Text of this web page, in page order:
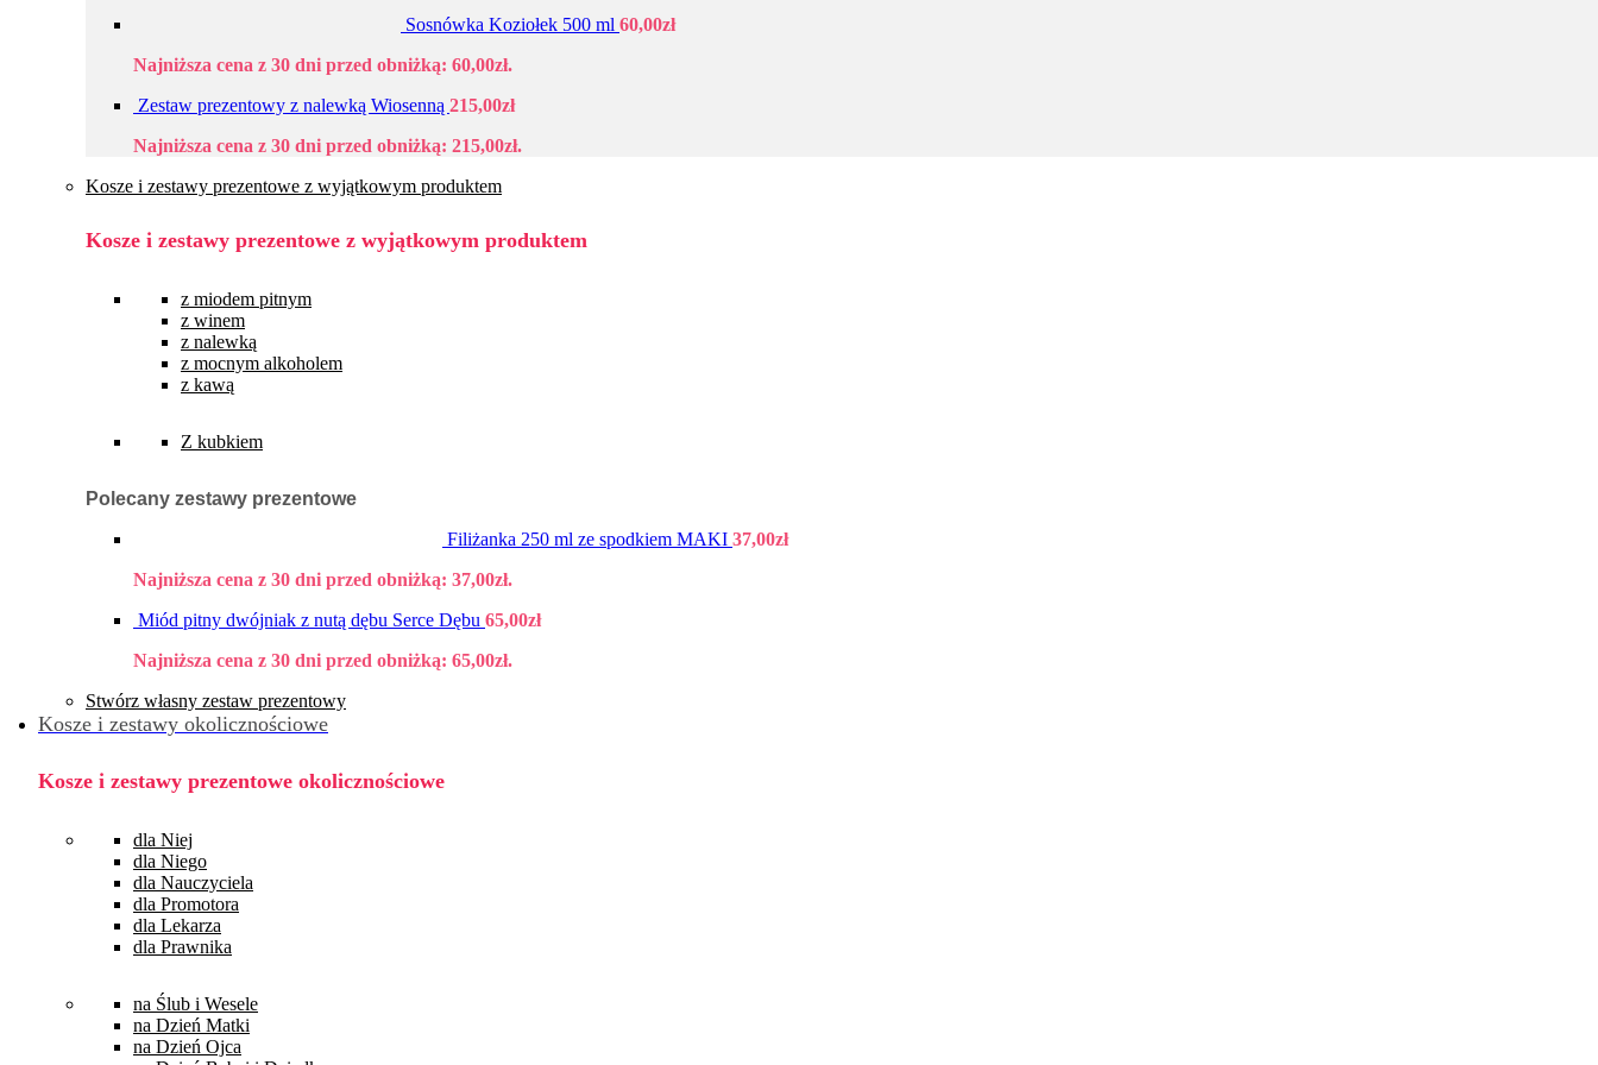
Sosnówka Koziołek 500 ml 60,00zł
Najniższa cena z 30 dni przed obniżką: 60,00zł.
Zestaw prezentowy z nalewką Wiosenną 215,00zł
Najniższa cena z 30 dni przed obniżką: 215,00zł.
Kosze i zestawy prezentowe z wyjątkowym produktem
Kosze i zestawy prezentowe z wyjątkowym produktem
z miodem pitnym
z winem
z nalewką
z mocnym alkoholem
z kawą
Z kubkiem
Polecany zestawy prezentowe
Filiżanka 250 ml ze spodkiem MAKI 37,00zł
Najniższa cena z 30 dni przed obniżką: 37,00zł.
Miód pitny dwójniak z nutą dębu Serce Dębu 65,00zł
Najniższa cena z 30 dni przed obniżką: 65,00zł.
Stwórz własny zestaw prezentowy
Kosze i zestawy okolicznościowe
Kosze i zestawy prezentowe okolicznościowe
dla Niej
dla Niego
dla Nauczyciela
dla Promotora
dla Lekarza
dla Prawnika
na Ślub i Wesele
na Dzień Matki
na Dzień Ojca